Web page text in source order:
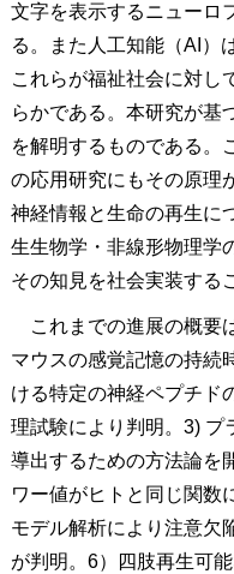
文字を表示するニューロ
る。また人工知能（AI）
これらが福祉社会に対し
らかである。本研究が基
を解明するものである。
の応用研究にもその原理
神経情報と生命の再生に
生生物学・非線形物理学
その知見を社会実装する
これまでの進展の概要
マウスの感覚記憶の持続
ける特定の神経ペプチド
理試験により判明。3) プ
導出するための方法論を
ワー値がヒトと同じ関数
モデル解析により注意欠
が判明。6）四肢再生可